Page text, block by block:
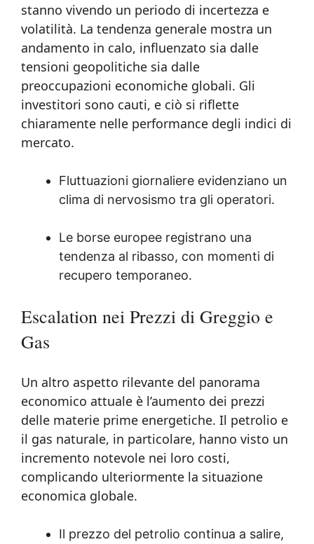
stanno vivendo un periodo di incertezza e
volatilità. La tendenza generale mostra un
andamento in calo, influenzato sia dalle
tensioni geopolitiche sia dalle
preoccupazioni economiche globali. Gli
investitori sono cauti, e ciò si riflette
chiaramente nelle performance degli indici di
mercato.
Fluttuazioni giornaliere evidenziano un
clima di nervosismo tra gli operatori.
Le borse europee registrano una
tendenza al ribasso, con momenti di
recupero temporaneo.
Escalation nei Prezzi di Greggio e
Gas
Un altro aspetto rilevante del panorama
economico attuale è l’aumento dei prezzi
delle materie prime energetiche. Il petrolio e
il gas naturale, in particolare, hanno visto un
incremento notevole nei loro costi,
complicando ulteriormente la situazione
economica globale.
Il prezzo del petrolio continua a salire,